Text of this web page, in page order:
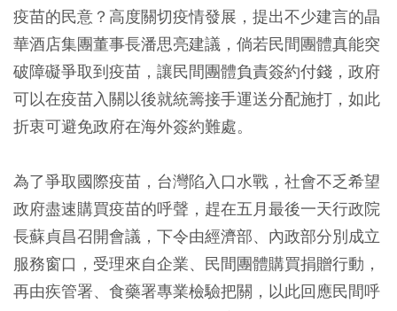
疫苗的民意？高度關切疫情發展，提出不少建言的晶
華酒店集團董事長潘思亮建議，倘若民間團體真能突
破障礙爭取到疫苗，讓民間團體負責簽約付錢，政府
可以在疫苗入關以後就統籌接手運送分配施打，如此
折衷可避免政府在海外簽約難處。
為了爭取國際疫苗，台灣陷入口水戰，社會不乏希望
政府盡速購買疫苗的呼聲，趕在五月最後一天行政院
長蘇貞昌召開會議，下令由經濟部、內政部分別成立
服務窗口，受理來自企業、民間團體購買捐贈行動，
再由疾管署、食藥署專業檢驗把關，以此回應民間呼